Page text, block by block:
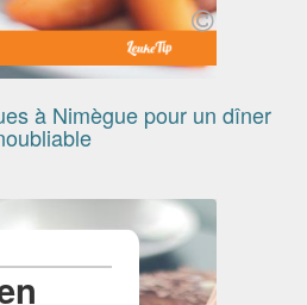
à Nimègue pour un dîner